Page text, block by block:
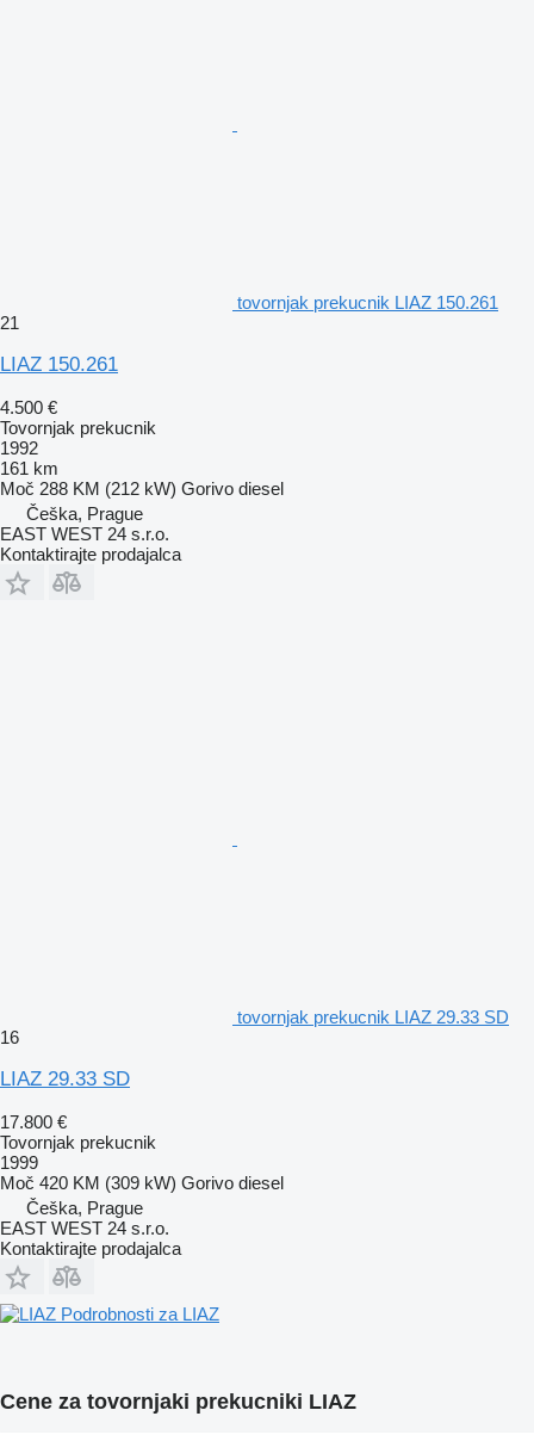
tovornjak prekucnik LIAZ 150.261
21
LIAZ 150.261
4.500 €
Tovornjak prekucnik
1992
161 km
Moč 288 KM (212 kW) Gorivo diesel
Češka, Prague
EAST WEST 24 s.r.o.
Kontaktirajte prodajalca
tovornjak prekucnik LIAZ 29.33 SD
16
LIAZ 29.33 SD
17.800 €
Tovornjak prekucnik
1999
Moč 420 KM (309 kW) Gorivo diesel
Češka, Prague
EAST WEST 24 s.r.o.
Kontaktirajte prodajalca
Podrobnosti za LIAZ
Cene za tovornjaki prekucniki LIAZ